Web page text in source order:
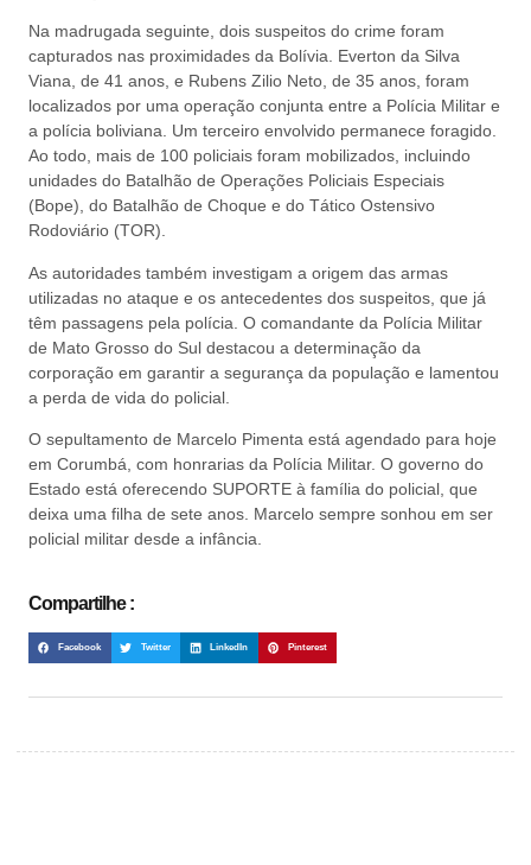
Na madrugada seguinte, dois suspeitos do crime foram
capturados nas proximidades da Bolívia. Everton da Silva
Viana, de 41 anos, e Rubens Zilio Neto, de 35 anos, foram
localizados por uma operação conjunta entre a Polícia Militar e
a polícia boliviana. Um terceiro envolvido permanece foragido.
Ao todo, mais de 100 policiais foram mobilizados, incluindo
unidades do Batalhão de Operações Policiais Especiais
(Bope), do Batalhão de Choque e do Tático Ostensivo
Rodoviário (TOR).
As autoridades também investigam a origem das armas
utilizadas no ataque e os antecedentes dos suspeitos, que já
têm passagens pela polícia. O comandante da Polícia Militar
de Mato Grosso do Sul destacou a determinação da
corporação em garantir a segurança da população e lamentou
a perda de vida do policial.
O sepultamento de Marcelo Pimenta está agendado para hoje
em Corumbá, com honrarias da Polícia Militar. O governo do
Estado está oferecendo SUPORTE à família do policial, que
deixa uma filha de sete anos. Marcelo sempre sonhou em ser
policial militar desde a infância.
Compartilhe :
Facebook Twitter LinkedIn Pinterest